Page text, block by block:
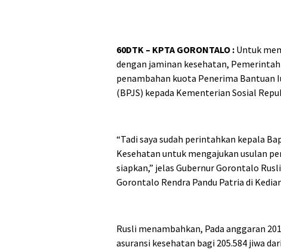
60DTK – KPTA GORONTALO : Untuk
dengan jaminan kesehatan,
penambahan kuota Penerima Bantuan
(BPJS) kepada Kementerian Sosial
“Tadi saya sudah perintahkan kepala
Kesehatan untuk mengajukan usulan
siapkan,” jelas Gubernur Gorontalo
Gorontalo Rendra Pandu Patria di
Rusli menambahkan, Pada anggaran
asuransi kesehatan bagi 205.584 jiwa